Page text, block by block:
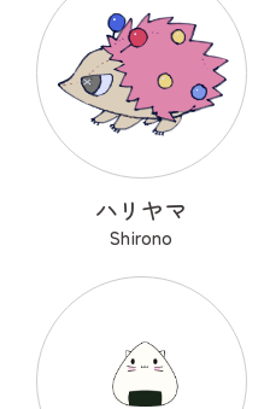
ハリヤマ
Shirono